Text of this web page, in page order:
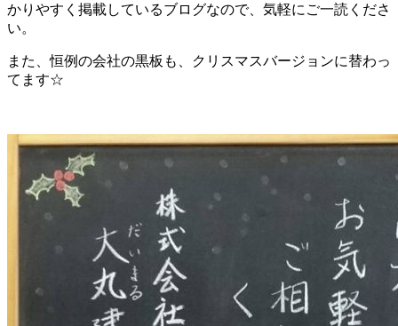
かりやすく掲載しているブログなので、気軽にご一読くださ
い。
また、恒例の会社の黒板も、クリスマスバージョンに替わっ
てます☆